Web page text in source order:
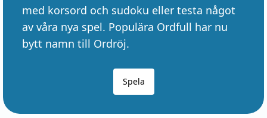
med korsord och sudoku eller testa något
av våra nya spel. Populära Ordfull har nu
bytt namn till Ordröj.
Spela